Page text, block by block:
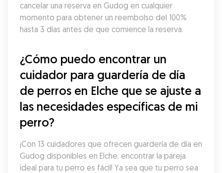
cancelar una reserva en Gudog en cualquier
momento para obtener un reembolso del 100%
hasta 3 días antes de que comience la reserva.
¿Cómo puedo encontrar un
cuidador para guardería de día
de perros en Elche que se ajuste a
las necesidades específicas de mi
perro?
¡Con 13 cuidadores que ofrecen guardería de día en
Gudog disponibles en Elche, encontrar la pareja
ideal para tu perro es fácil! Ya sea que tu perro sea